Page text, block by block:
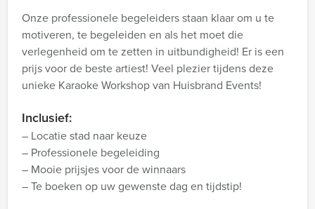
Onze professionele begeleiders staan klaar om u te
motiveren, te begeleiden en als het moet die
verlegenheid om te zetten in uitbundigheid! Er is een
prijs voor de beste artiest! Veel plezier tijdens deze
unieke Karaoke Workshop van Huisbrand Events!
Inclusief:
– Locatie stad naar keuze
– Professionele begeleiding
– Mooie prijsjes voor de winnaars
– Te boeken op uw gewenste dag en tijdstip!